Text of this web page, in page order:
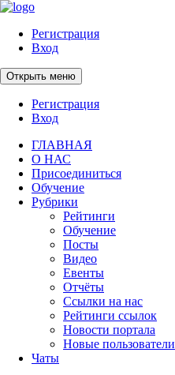
Регистрация
Вход
Открыть меню
Регистрация
Вход
ГЛАВНАЯ
О НАС
Присоединиться
Обучение
Рубрики
Рейтинги
Обучение
Посты
Видео
Евенты
Отчёты
Ссылки на нас
Рейтинги ссылок
Новости портала
Новые пользователи
Чаты